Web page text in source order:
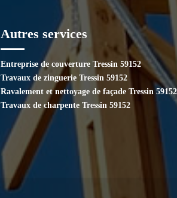
Autres services
Entreprise de couverture Tressin 59152
Travaux de zinguerie Tressin 59152
Ravalement et nettoyage de façade Tressin 59152
Travaux de charpente Tressin 59152